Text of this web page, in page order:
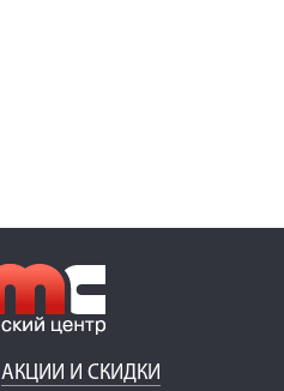
АКЦИИ И СКИДКИ